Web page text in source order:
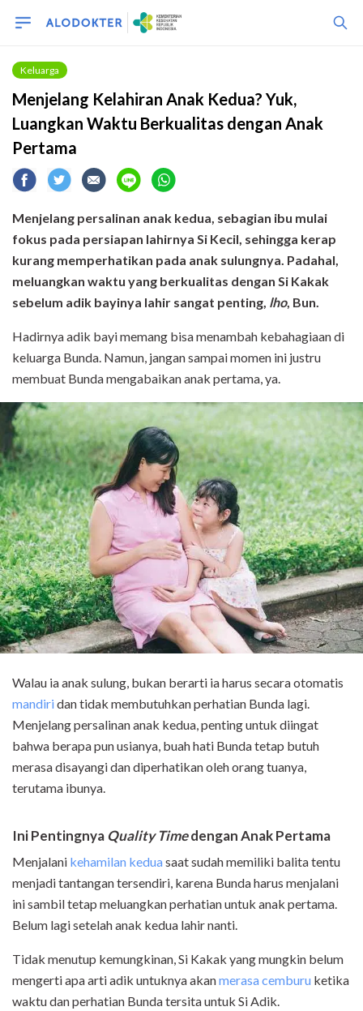
Keluarga
Menjelang Kelahiran Anak Kedua? Yuk,
Luangkan Waktu Berkualitas dengan Anak
Pertama
Menjelang persalinan anak kedua, sebagian ibu mulai
fokus pada persiapan lahirnya Si Kecil, sehingga kerap
kurang memperhatikan pada anak sulungnya. Padahal,
meluangkan waktu yang berkualitas dengan Si Kakak
sebelum adik bayinya lahir sangat penting, lho, Bun.
Hadirnya adik bayi memang bisa menambah kebahagiaan di
keluarga Bunda. Namun, jangan sampai momen ini justru
membuat Bunda mengabaikan anak pertama, ya.
Walau ia anak sulung, bukan berarti ia harus secara otomatis
mandiridan tidak membutuhkan perhatian Bunda lagi.
Menjelang persalinan anak kedua, penting untuk diingat
bahwa berapa pun usianya, buah hati Bunda tetap butuh
merasa disayangi dan diperhatikan oleh orang tuanya,
terutama ibunya.
Ini Pentingnya Quality Timedengan Anak Pertama
Menjalani kehamilan keduasaat sudah memiliki balita tentu
menjadi tantangan tersendiri, karena Bunda harus menjalani
ini sambil tetap meluangkan perhatian untuk anak pertama.
Belum lagi setelah anak kedua lahir nanti.
Tidak menutup kemungkinan, Si Kakak yang mungkin belum
mengerti apa arti adik untuknya akanmerasa cemburu ketika
waktu dan perhatian Bunda tersita untuk Si Adik.